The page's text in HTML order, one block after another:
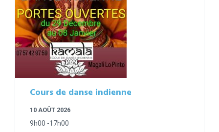
Cours de danse indienne
10 AOÛT 2026
9h00 -17h00